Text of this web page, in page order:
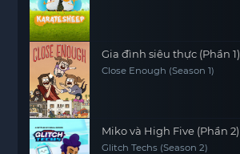
Gia đình siêu thực (Phần 1)
Close Enough (Season 1)
Miko và High Five (Phần 2)
Glitch Techs (Season 2)